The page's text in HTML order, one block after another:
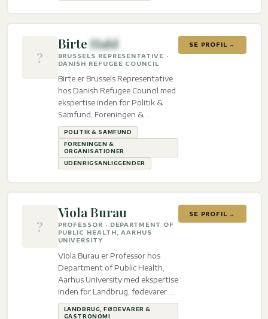
?
BirteHald
BRUSSELS REPRESENTATIVE ·
DANISH REFUGEE COUNCIL
Birte er Brussels Representative
hos Danish Refugee Council med
ekspertise inden for Politik &
Samfund, Foreningen &
organisationer og
Udenrigsanliggender.
POLITIK & SAMFUND
FORENINGEN &
ORGANISATIONER
UDENRIGSANLIGGENDER
SE PROFIL →
?
Viola Burau
PROFESSOR · DEPARTMENT OF
PUBLIC HEALTH, AARHUS
UNIVERSITY
Viola Burau er Professor hos
Department of Public Health,
Aarhus University med ekspertise
inden for Landbrug, fødevarer &
gastronomi, Musik & film og
Biblioteker & Museer.
LANDBRUG, FØDEVARER &
GASTRONOMI
SE PROFIL →